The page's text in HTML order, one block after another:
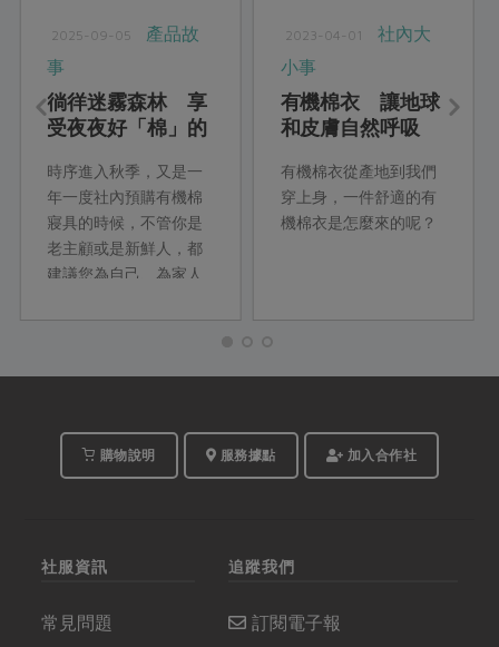
2025-09-05
產品故
事
徜徉迷霧森林 享
受夜夜好「棉」的
時序進入秋季，又是一
年一度社內預購有機棉
寢具的時候，不管你是
老主顧或是新鮮人，都
建議您為自己、為家人
身體健康，也愛護地球
環。
2023-04-01
社內大
小事
有機棉衣 讓地球
和皮膚自然呼吸
有機棉衣從產地到我們
穿上身，一件舒適的有
機棉衣是怎麼來的呢？
購物說明 服務據點 加入合作社
社服資訊
常見問題
追蹤我們
訂閱電子報